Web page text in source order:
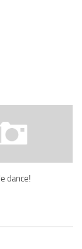
dance!